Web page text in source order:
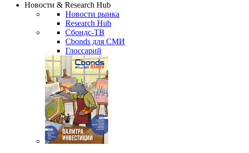
Новости & Research Hub
Новости рынка
Research Hub
Сбондс-ТВ
Cbonds для СМИ
Глоссарий